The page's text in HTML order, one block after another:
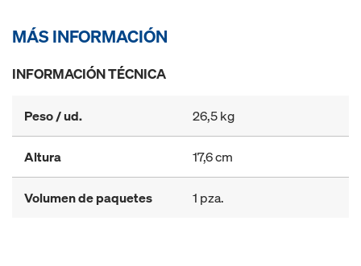
MÁS INFORMACIÓN
INFORMACIÓN TÉCNICA
Peso / ud. 26,5 kg
Altura 17,6 cm
Volumen de paquetes 1 pza.